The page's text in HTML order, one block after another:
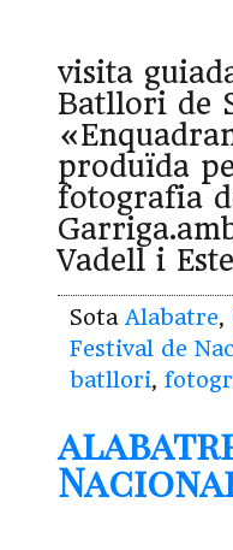
visita
Batllori de
produïda
fotografia
Vadell i
Sota Alabatre,
Festival de
batllori,